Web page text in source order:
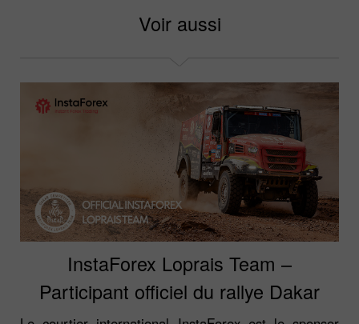
Voir aussi
InstaForex Loprais Team –
Participant officiel du rallye Dakar